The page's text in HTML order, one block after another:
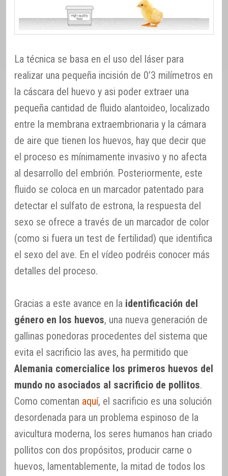
La técnica se basa en el uso del láser para
realizar una pequeña incisión de 0’3 milímetros en
la cáscara del huevo y asi poder extraer una
pequeña cantidad de fluido alantoideo, localizado
entre la membrana extraembrionaria y la cámara
de aire que tienen los huevos, hay que decir que
el proceso es mínimamente invasivo y no afecta
al desarrollo del embrión. Posteriormente, este
fluido se coloca en un marcador patentado para
detectar el sulfato de estrona, la respuesta del
sexo se ofrece a través de un marcador de color
(como si fuera un test de fertilidad) que identifica
el sexo del ave. En el vídeo podréis conocer más
detalles del proceso.
Gracias a este avance en la identificación del
género en los huevos, una nueva generación de
gallinas ponedoras procedentes del sistema que
evita el sacrificio las aves, ha permitido que
Alemania comercialice los primeros huevos del
mundo no asociados al sacrificio de pollitos.
Como comentan aquí, el sacrificio es una solución
desordenada para un problema espinoso de la
avicultura moderna, los seres humanos han criado
pollitos con dos propósitos, producir carne o
huevos, lamentablemente, la mitad de todos los